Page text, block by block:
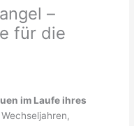
–
für die
im Laufe ihres